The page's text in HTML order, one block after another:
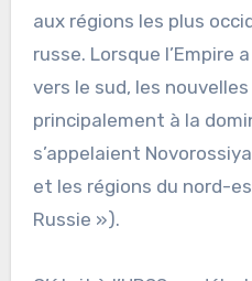
aux régions les plus
russe. Lorsque l’Empire
vers le sud, les
principalement à la
s’appelaient
et les régions du nord-
Russie »).